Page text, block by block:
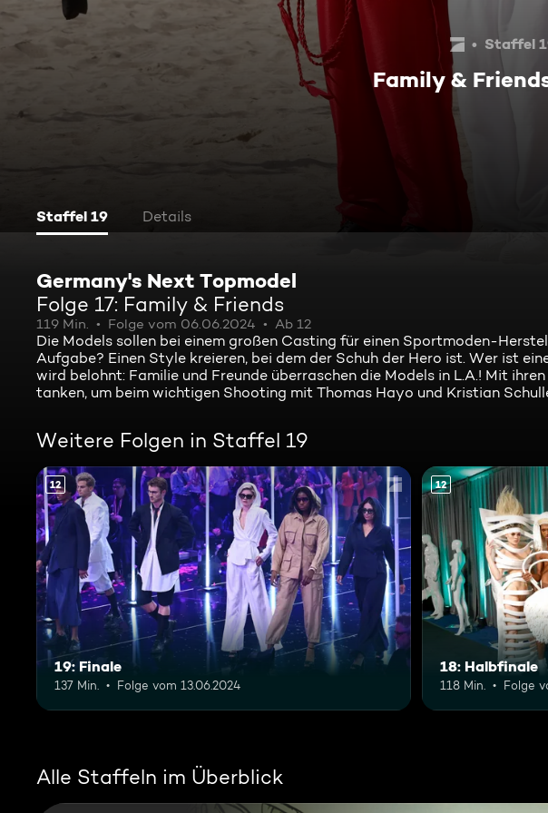
Staffel
Family &
Staffel 19 Details
Germany's Next Topmodel
Folge 17: Family & Friends
119 Min. Folge vom 06.06.2024 Ab 12
Die Models sollen bei einem großen Casting für einen Sportmoden-
Aufgabe? Einen Style kreieren, bei dem der Schuh der Hero ist. Wer ist
wird belohnt: Familie und Freunde überraschen die Models in L.A.! Mit
tanken, um beim wichtigen Shooting mit Thomas Hayo und Kristian
Weitere Folgen in Staffel 19
12
19: Finale
137 Min. Folge vom 13.06.2024
12
18: Halbfinale
118 Min. Folge
Alle Staffeln im Überblick